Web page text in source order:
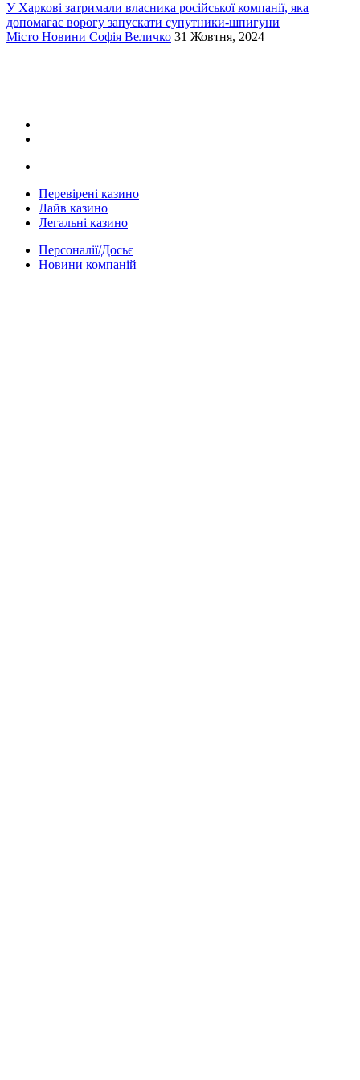
У Харкові затримали власника російської компанії, яка
допомагає ворогу запускати супутники-шпигуни
Місто Новини Софія Величко 31 Жовтня, 2024
Перевірені казино
Лайв казино
Легальні казино
Персоналії/Досьє
Новини компаній